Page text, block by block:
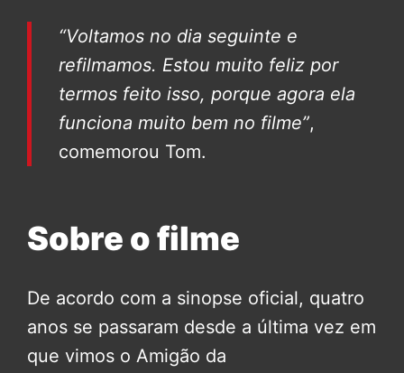
“Voltamos no dia seguinte e
refilmamos. Estou muito feliz por
termos feito isso, porque agora ela
funciona muito bem no filme”,
comemorou Tom.
Sobre o filme
De acordo com a sinopse oficial, quatro
anos se passaram desde a última vez em
que vimos o Amigão da